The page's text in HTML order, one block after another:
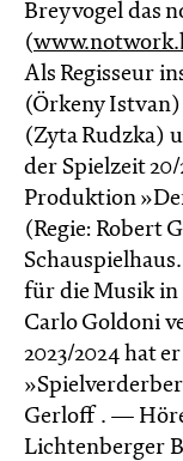
Breyvogel das
(
Als Regisseur
(Örkeny
(Zyta Rudzka)
der Spielzeit
Produktion
(Regie: Robert
für die Musik in
Carlo Goldoni
2023/2024 hat
Gerloff . —
Lichtenberger